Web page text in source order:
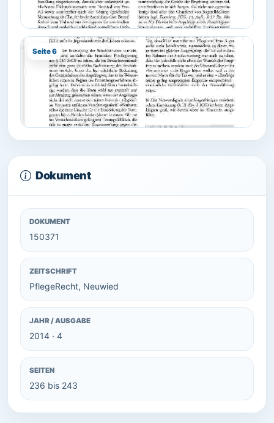
Seite 6
Dokument
DOKUMENT
150371
ZEITSCHRIFT
PflegeRecht, Neuwied
JAHR / AUSGABE
2014 · 4
SEITEN
236 bis 243